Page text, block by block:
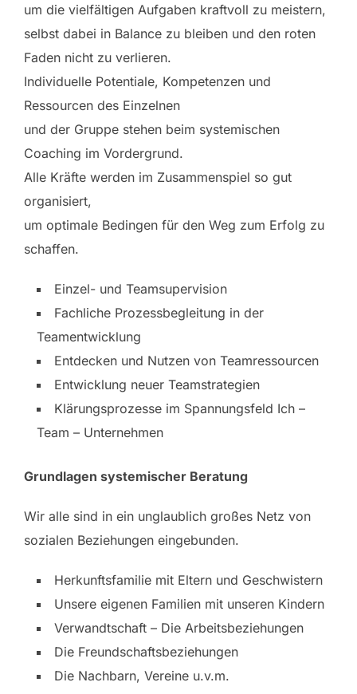
um die vielfältigen Aufgaben kraftvoll zu meistern,
selbst dabei in Balance zu bleiben und den roten
Faden nicht zu verlieren.
Individuelle Potentiale, Kompetenzen und
Ressourcen des Einzelnen
und der Gruppe stehen beim systemischen
Coaching im Vordergrund.
Alle Kräfte werden im Zusammenspiel so gut
organisiert,
um optimale Bedingen für den Weg zum Erfolg zu
schaffen.
Einzel- und Teamsupervision
Fachliche Prozessbegleitung in der
Teamentwicklung
Entdecken und Nutzen von Teamressourcen
Entwicklung neuer Teamstrategien
Klärungsprozesse im Spannungsfeld Ich –
Team – Unternehmen
Grundlagen systemischer Beratung
Wir alle sind in ein unglaublich großes Netz von
sozialen Beziehungen eingebunden.
Herkunftsfamilie mit Eltern und Geschwistern
Unsere eigenen Familien mit unseren Kindern
Verwandtschaft – Die Arbeitsbeziehungen
Die Freundschaftsbeziehungen
Die Nachbarn, Vereine u.v.m.